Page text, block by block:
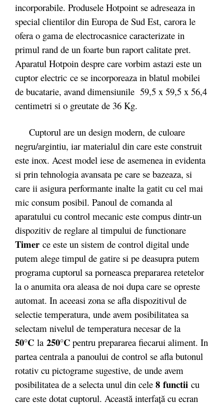
incorporabile. Produsele Hotpoint se adreseaza in
special clientilor din Europa de Sud Est, carora le
ofera o gama de electrocasnice caracterizate in
primul rand de un foarte bun raport calitate pret.
Aparatul Hotpoin despre care vorbim astazi este un
cuptor electric ce se incorporeaza in blatul mobilei
de bucatarie, avand dimensiunile 59,5 x 59,5 x 56,4
centimetri si o greutate de 36 Kg.
Cuptorul are un design modern, de culoare
negru/argintiu, iar materialul din care este construit
este inox. Acest model iese de asemenea in evidenta
si prin tehnologia avansata pe care se bazeaza, si
care ii asigura performante inalte la gatit cu cel mai
mic consum posibil. Panoul de comanda al
aparatului cu control mecanic este compus dintr-un
dispozitiv de reglare al timpului de functionare
Timer ce este un sistem de control digital unde
putem alege timpul de gatire si pe deasupra putem
programa cuptorul sa porneasca prepararea retetelor
la o anumita ora aleasa de noi dupa care se opreste
automat. In aceeasi zona se afla dispozitivul de
selectie temperatura, unde avem posibilitatea sa
selectam nivelul de temperatura necesar de la
50°C la 250°C pentru prepararea fiecarui aliment. In
partea centrala a panoului de control se afla butonul
rotativ cu pictograme sugestive, de unde avem
posibilitatea de a selecta unul din cele 8 functii cu
care este dotat cuptorul. Această interfaţă cu ecran